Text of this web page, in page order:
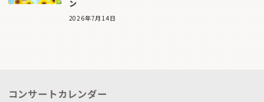
ン
2026年7月14日
コンサートカレンダー